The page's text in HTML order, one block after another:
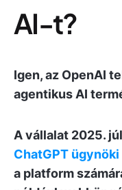
AI-t?
Igen, az OpenAI
agentikus AI
A vállalat 2025.
ChatGPT
a platform